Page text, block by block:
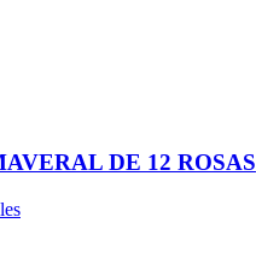
DE 12 ROSAS